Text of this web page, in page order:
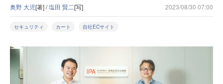
奥野 大児[著] /塩田 賢二[写] 2023/08/30 07:00
セキュリティ カート 自社ECサイト